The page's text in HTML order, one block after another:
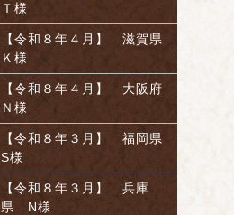
Ｔ様
【令和８年４月】 滋賀県
Ｋ様
【令和８年４月】 大阪府
Ｎ様
【令和８年３月】 福岡県
S様
【令和８年３月】 兵庫
県 N様